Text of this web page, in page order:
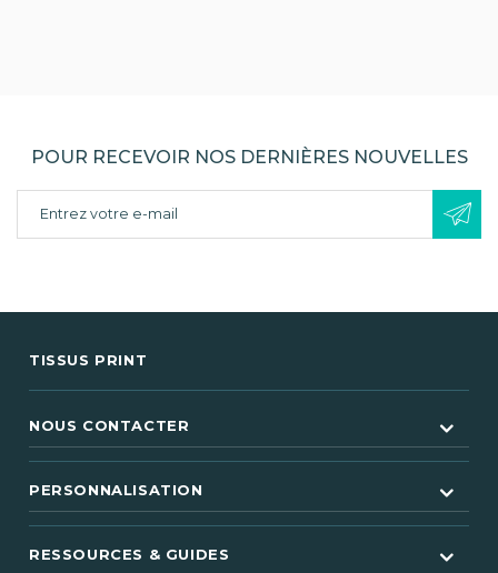
POUR RECEVOIR NOS DERNIÈRES NOUVELLES
TISSUS PRINT
NOUS CONTACTER
PERSONNALISATION
RESSOURCES & GUIDES